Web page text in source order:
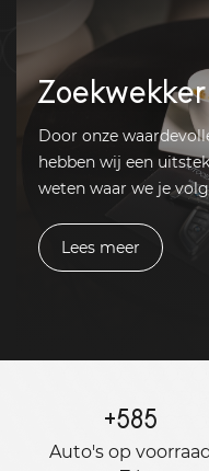
Zoekwekker
Door onze
hebben wij een
weten waar we je
Lees meer
+585
Auto's op voorraad